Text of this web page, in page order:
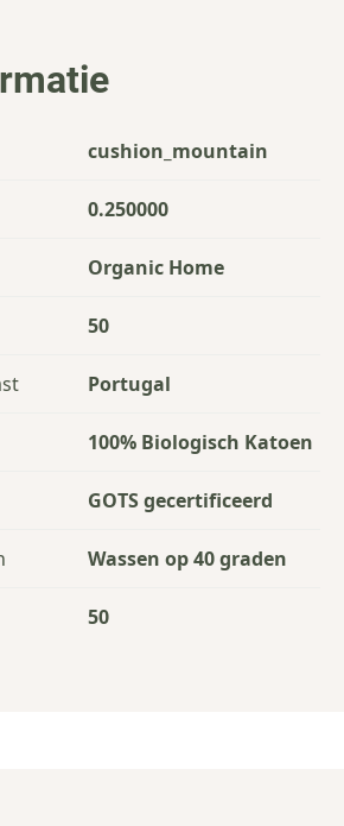
cushion_mountain
0.250000
Organic Home
50
Portugal
100% Biologisch Katoen
GOTS gecertificeerd
Wassen op 40 graden
50